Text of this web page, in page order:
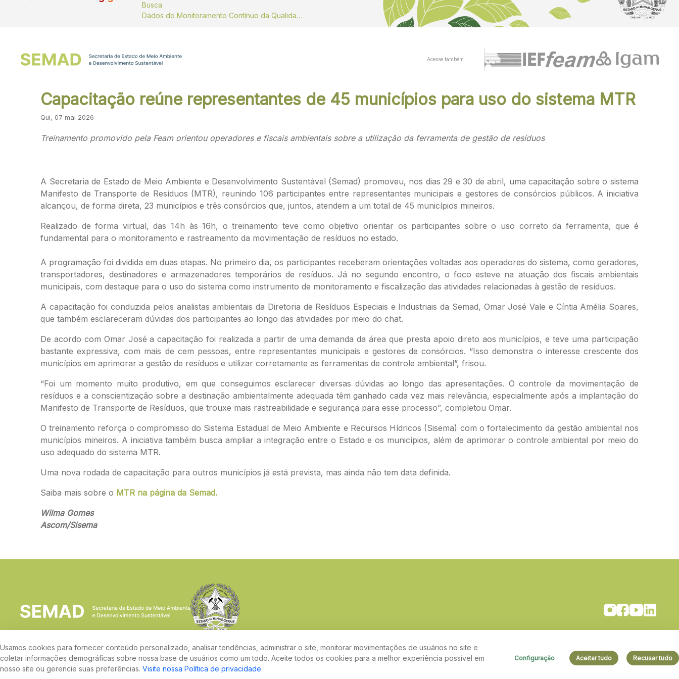
Busca
Dados do Monitoramento Contínuo da Qualidade do ar
Acesse também
Capacitação reúne representantes de 45 municípios para uso do sistema MTR
Qui, 07 mai 2026
Treinamento promovido pela Feam orientou operadores e fiscais ambientais sobre a utilização da ferramenta de gestão de resíduos
A Secretaria de Estado de Meio Ambiente e Desenvolvimento Sustentável (Semad) promoveu, nos dias 29 e 30 de abril, uma capacitação sobre o sistema
Manifesto de Transporte de Resíduos (MTR), reunindo 106 participantes entre representantes municipais e gestores de consórcios públicos. A iniciativa
alcançou, de forma direta, 23 municípios e três consórcios que, juntos, atendem a um total de 45 municípios mineiros.
Realizado de forma virtual, das 14h às 16h, o treinamento teve como objetivo orientar os participantes sobre o uso correto da ferramenta, que é
fundamental para o monitoramento e rastreamento da movimentação de resíduos no estado.
A programação foi dividida em duas etapas. No primeiro dia, os participantes receberam orientações voltadas aos operadores do sistema, como geradores,
transportadores, destinadores e armazenadores temporários de resíduos. Já no segundo encontro, o foco esteve na atuação dos fiscais ambientais
municipais, com destaque para o uso do sistema como instrumento de monitoramento e fiscalização das atividades relacionadas à gestão de resíduos.
A capacitação foi conduzida pelos analistas ambientais da Diretoria de Resíduos Especiais e Industriais da Semad, Omar José Vale e Cíntia Amélia Soares,
que também esclareceram dúvidas dos participantes ao longo das atividades por meio do chat.
De acordo com Omar José a capacitação foi realizada a partir de uma demanda da área que presta apoio direto aos municípios, e teve uma participação
bastante expressiva, com mais de cem pessoas, entre representantes municipais e gestores de consórcios. “Isso demonstra o interesse crescente dos
municípios em aprimorar a gestão de resíduos e utilizar corretamente as ferramentas de controle ambiental”, frisou.
“Foi um momento muito produtivo, em que conseguimos esclarecer diversas dúvidas ao longo das apresentações. O controle da movimentação de
resíduos e a conscientização sobre a destinação ambientalmente adequada têm ganhado cada vez mais relevância, especialmente após a implantação do
Manifesto de Transporte de Resíduos, que trouxe mais rastreabilidade e segurança para esse processo”, completou Omar.
O treinamento reforça o compromisso do Sistema Estadual de Meio Ambiente e Recursos Hídricos (Sisema) com o fortalecimento da gestão ambiental nos
municípios mineiros. A iniciativa também busca ampliar a integração entre o Estado e os municípios, além de aprimorar o controle ambiental por meio do
uso adequado do sistema MTR.
Uma nova rodada de capacitação para outros municípios já está prevista, mas ainda não tem data definida.
Saiba mais sobre o MTR na página da Semad.
Wilma Gomes
Ascom/Sisema
Rodovia João Paulo II, 4143, Bairro Serra Verde - CEP 31630-900
Usamos cookies para fornecer conteúdo personalizado, analisar tendências, administrar o site, monitorar movimentações de usuários no site e
coletar informações demográficas sobre nossa base de usuários como um todo. Aceite todos os cookies para a melhor experiência possível em
nosso site ou gerencie suas preferências. Visite nossa Política de privacidade
Configuração Aceitar tudo Recusar tudo